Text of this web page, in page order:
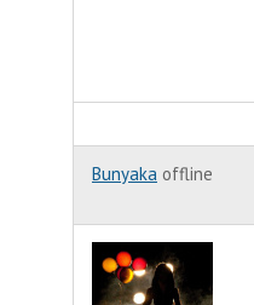
Bunyaka offline